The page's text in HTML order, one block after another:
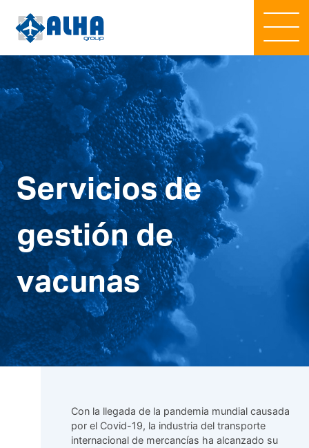
Servicios de
gestión de
vacunas
Con la llegada de la pandemia mundial causada
por el Covid-19, la industria del transporte
internacional de mercancías ha alcanzado su